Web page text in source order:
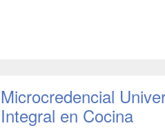
Microcredencial
Integral en Cocina